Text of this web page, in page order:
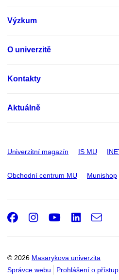
Výzkum
O univerzitě
Kontakty
Aktuálně
Univerzitní magazín IS MU
Obchodní centrum MU Munishop
© 2026 Masarykova univerzita
Správce webu
Prohlášení o
Facebook
Instagram
Youtube
e-